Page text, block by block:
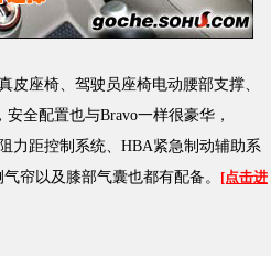
座椅、驾驶员座椅电动腰部支撑、
全配置也与Bravo一样很豪华，
阻力距控制系统、HBA紧急制动辅助系
帘以及膝部气囊也都有配备。 [点击进